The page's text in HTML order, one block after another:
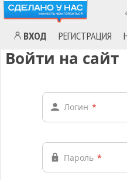
ВХОД РЕГИСТРАЦИЯ
Войти на сайт
Логин *
Пароль *